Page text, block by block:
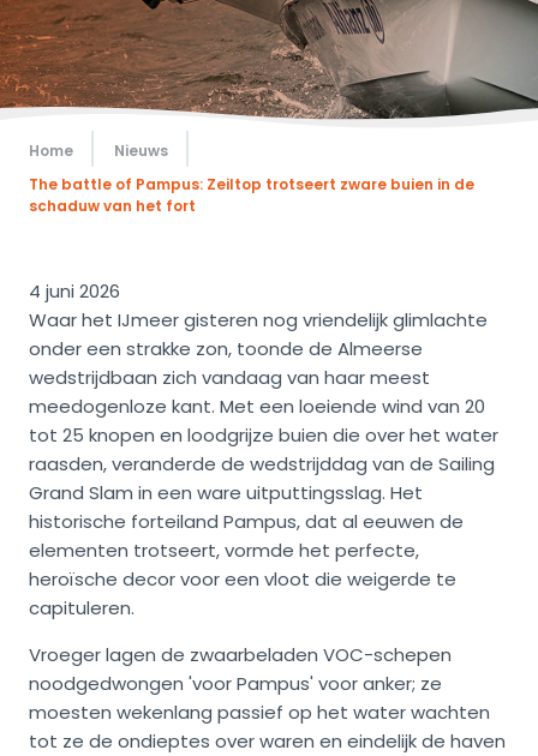
Home
Nieuws
The battle of Pampus: Zeiltop trotseert zware buien in de
schaduw van het fort
4 juni 2026
Waar het IJmeer gisteren nog vriendelijk glimlachte
onder een strakke zon, toonde de Almeerse
wedstrijdbaan zich vandaag van haar meest
meedogenloze kant. Met een loeiende wind van 20
tot 25 knopen en loodgrijze buien die over het water
raasden, veranderde de wedstrijddag van de Sailing
Grand Slam in een ware uitputtingsslag. Het
historische forteiland Pampus, dat al eeuwen de
elementen trotseert, vormde het perfecte,
heroïsche decor voor een vloot die weigerde te
capituleren.
Vroeger lagen de zwaarbeladen VOC-schepen
noodgedwongen 'voor Pampus' voor anker; ze
moesten wekenlang passief op het water wachten
tot ze de ondieptes over waren en eindelijk de haven